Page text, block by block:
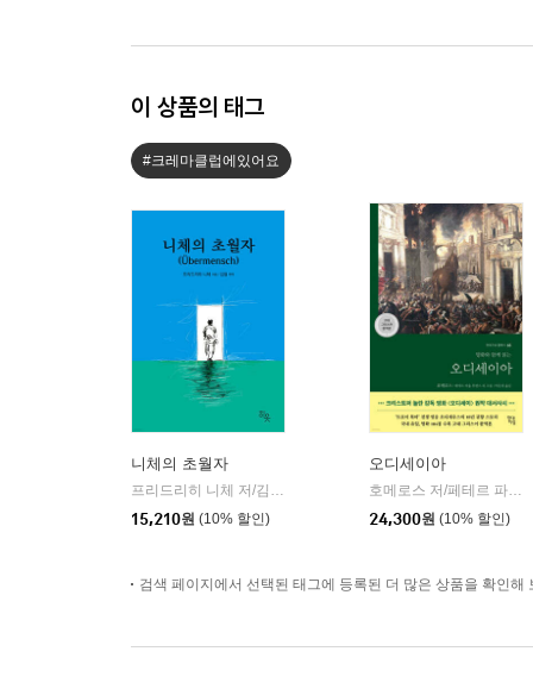
이 상품의 태그
#크레마클럽에있어요
니체의 초월자
프리드리히 니체 저/김철 편역
15,210원 (10% 할인)
오디세이아
호메로스 저/페테르 파울 루벤스 그림/박문재 역
24,300원 (10% 할인)
검색 페이지에서 선택된 태그에 등록된 더 많은 상품을 확인해